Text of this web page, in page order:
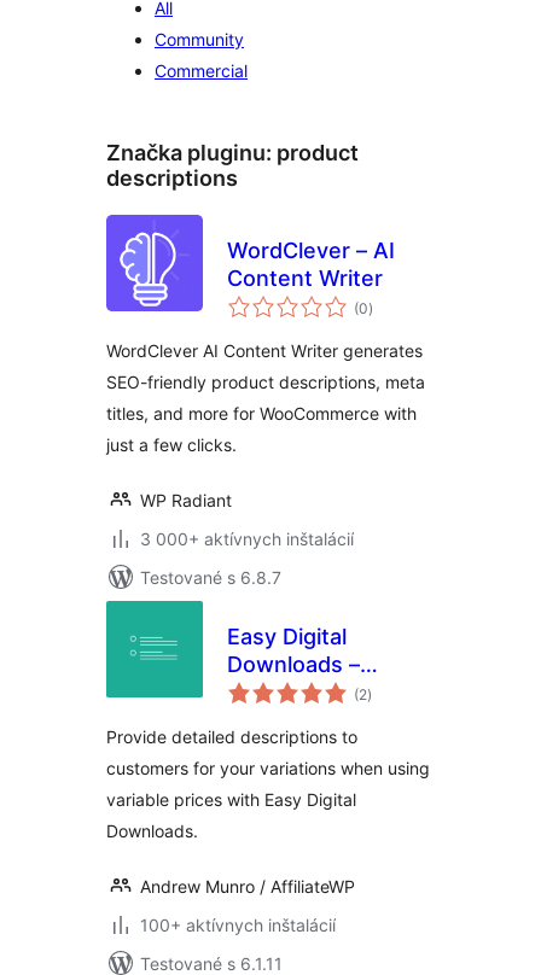
All
Community
Commercial
Značka pluginu: product
descriptions
WordClever – AI
Content Writer
(0celkové
hodnotenie
)
WordClever AI Content Writer generates
SEO-friendly product descriptions, meta
titles, and more for WooCommerce with
just a few clicks.
WP Radiant
3 000+ aktívnych inštalácií
Testované s 6.8.7
Easy Digital
Downloads –
Variable Pricing
(2celkové
hodnotenie
)
Provide detailed descriptions to
customers for your variations when using
variable prices with Easy Digital
Downloads.
Andrew Munro / AffiliateWP
100+ aktívnych inštalácií
Testované s 6.1.11